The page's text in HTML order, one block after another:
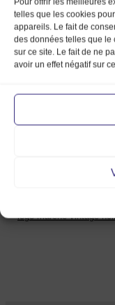
telles que les cookies
appareils. Le fait de
des données telles que le
sur ce site. Le fait de ne
avoir un effet négatif sur
logo marché vintage